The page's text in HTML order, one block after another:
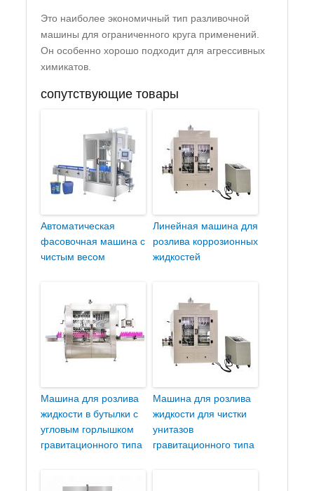
Это наиболее экономичный тип разливочной
машины для ограниченного круга применений.
Он особенно хорошо подходит для агрессивных
химикатов.
сопутствующие товары
Автоматическая
фасовочная машина с
чистым весом
Линейная машина для
розлива коррозионных
жидкостей
Машина для розлива
жидкости в бутылки с
угловым горлышком
гравитационного типа
Машина для розлива
жидкости для чистки
унитазов
гравитационного типа